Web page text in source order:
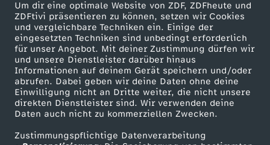
Um dir eine optimale Website von ZDF, ZDFheute und
ZDFtivi präsentieren zu können, setzen wir Cookies
und vergleichbare Techniken ein. Einige der
eingesetzten Techniken sind unbedingt erforderlich
für unser Angebot. Mit deiner Zustimmung dürfen wir
und unsere Dienstleister darüber hinaus
Informationen auf deinem Gerät speichern und/oder
abrufen. Dabei geben wir deine Daten ohne deine
Einwilligung nicht an Dritte weiter, die nicht unsere
direkten Dienstleister sind. Wir verwenden deine
Daten auch nicht zu kommerziellen Zwecken.
Zustimmungspflichtige Datenverarbeitung
i
t
z
u
n
Mehr ZDF
ZDF-Apps
Smart TV
ZDFtext
Livestreams
Service
ZDFmitreden
Kontakt zum ZDF
Tickets
Zuschauerservice